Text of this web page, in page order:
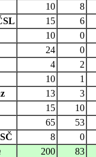
10
8
15
6
10
0
24
0
4
2
10
1
13
3
15
10
65
53
8
0
200 83